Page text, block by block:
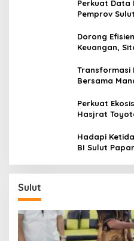
Perkuat Data
Pemprov
Dorong
Keuangan,
Transformasi
Bersama
Kepulauan
Perkuat
Hasjrat
Hadapi
BI Sulut
Sulut